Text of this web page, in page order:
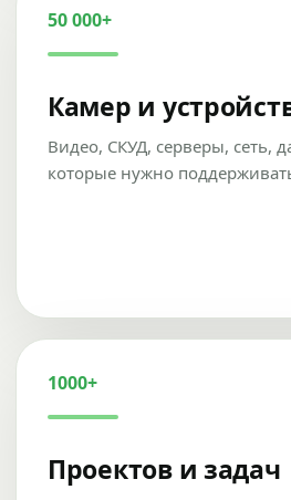
50 000+
Камер и
Видео, СКУД, серверы, сеть,
которые нужно
1000+
Проектов и задач